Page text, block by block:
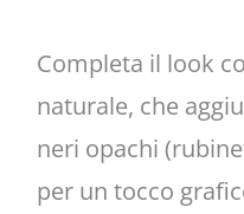
Completa il look
naturale, che
neri opachi
per un tocco